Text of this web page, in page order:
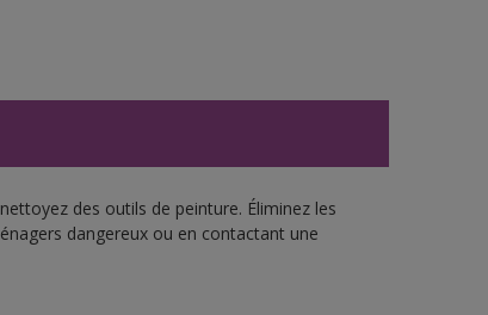
des outils de peinture. Éliminez les
dangereux ou en contactant une